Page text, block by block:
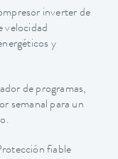
inverter de
velocidad
y
de programas,
semanal para un
fiable